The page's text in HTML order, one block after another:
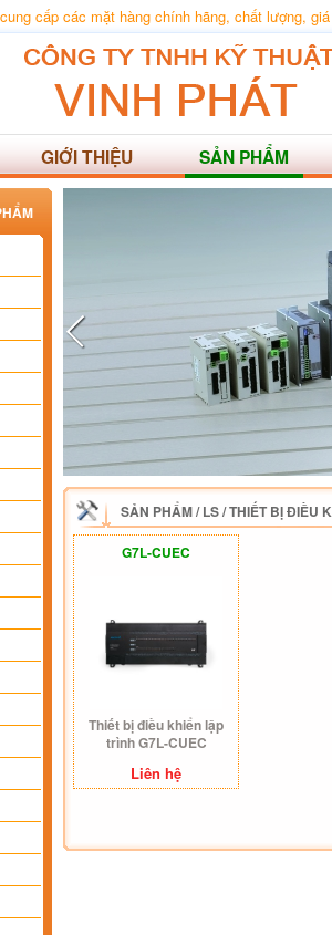
cấp các mặt hàng chính hãng, chất lượng,
GIỚI THIỆU SẢN PHẨM
SẢN PHẨM/LS/THIẾT BỊ ĐIỀU
G7L-CUEC
Thiết bị điều khiển lập
trình G7L-CUEC
Liên hệ